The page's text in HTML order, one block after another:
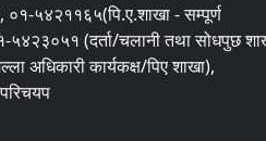
५४२११६५(पि.ए.शाखा - सम्पूर्ण
५४२३०५१ (दर्ता/चलानी तथा सोधपुछ
अधिकारी कार्यकक्ष/पिए शाखा),